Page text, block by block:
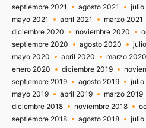
septiembre 2021
agosto 2021 julio
mayo 2021
abril 2021 marzo 2021
diciembre 2020
noviembre 2020
septiembre 2020
agosto 2020
mayo 2020
abril 2020 marzo 2020
enero 2020
diciembre 2019
septiembre 2019
agosto 2019 julio
mayo 2019
abril 2019 marzo 2019
diciembre 2018
noviembre 2018
septiembre 2018
agosto 2018 julio